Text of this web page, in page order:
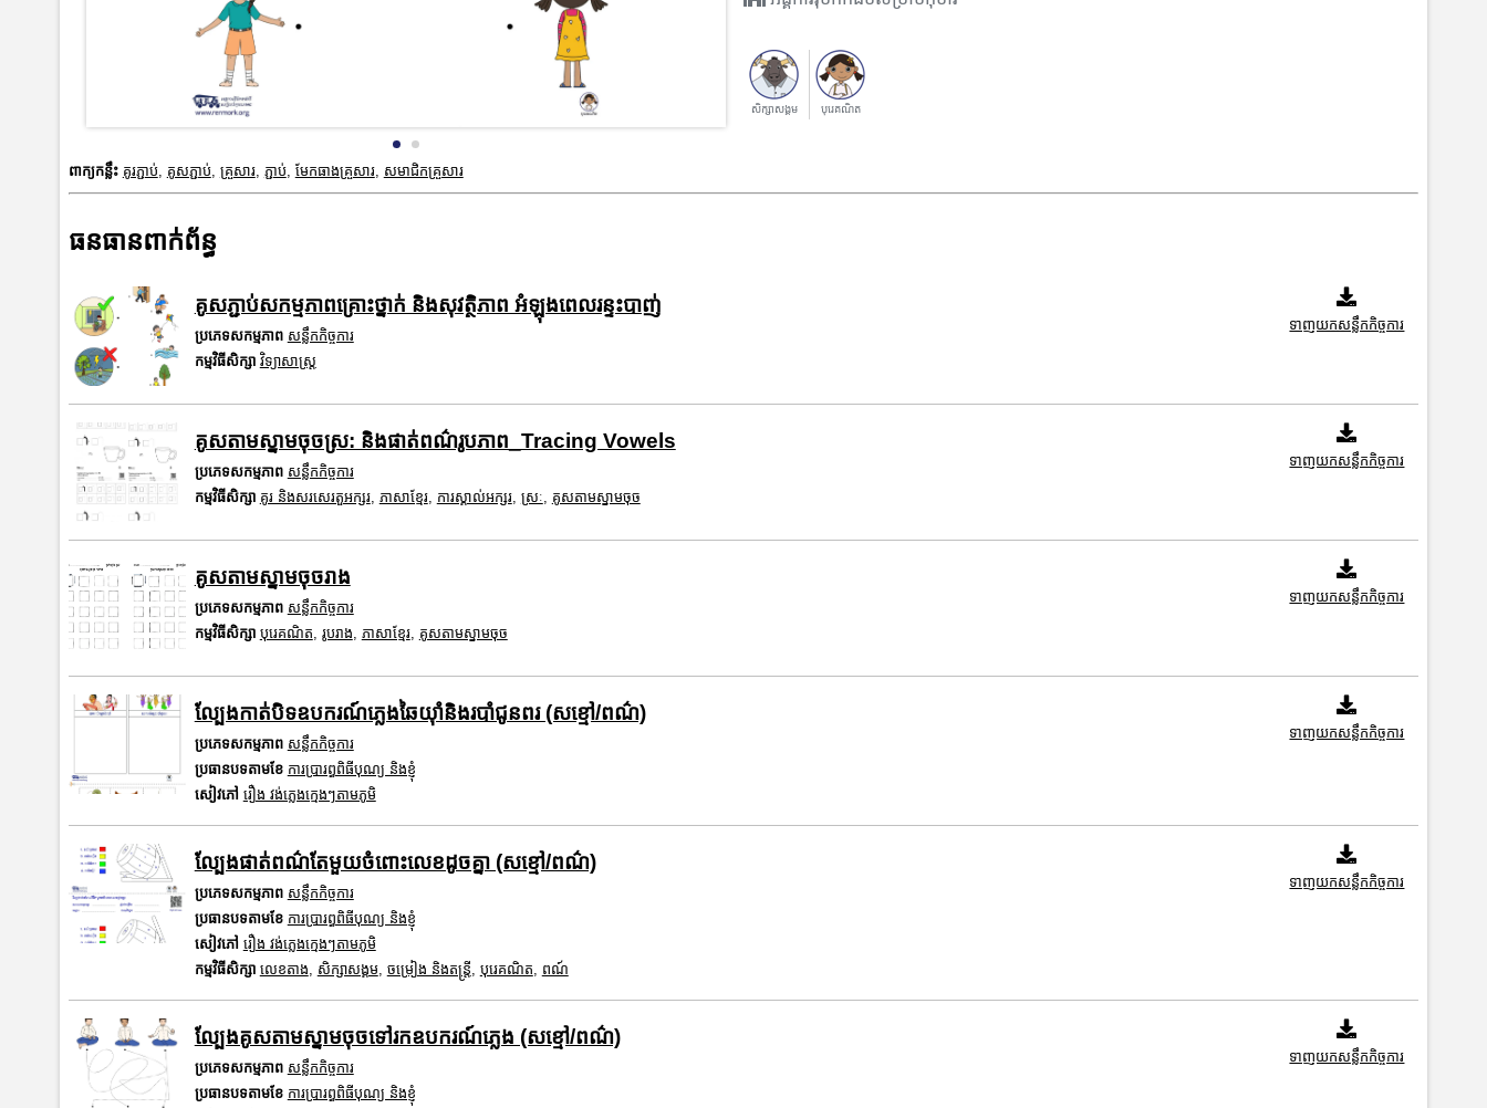
សិក្សាសង្គម បុរេគណិត
ពាក្យកន្លឹះ គូរភ្ជាប់, គូសភ្ជាប់, គ្រួសារ, ភ្ជាប់, មែកធាងគ្រួសារ, សមាជិកគ្រួសារ
ធនធានពាក់ព័ន្ធ
គូសភ្ជាប់សកម្មភាពគ្រោះថ្នាក់ និងសុវត្ថិភាព អំឡុងពេលរន្ទះបាញ់
ប្រភេទសកម្មភាព សន្លឹកកិច្ចការ
កម្មវិធីសិក្សា វិទ្យាសាស្រ្ត
ទាញយកសន្លឹកកិច្ចការ
គូសតាមស្នាមចុចស្រ: និងផាត់ពណ៌រូបភាព_Tracing Vowels
ប្រភេទសកម្មភាព សន្លឹកកិច្ចការ
កម្មវិធីសិក្សា គូរ និងសរសេរតួអក្សរ, ភាសាខ្មែរ, ការស្គាល់អក្សរ, ស្រៈ គូសតាមស្នាមចុច
ទាញយកសន្លឹកកិច្ចការ
គូសតាមស្នាមចុចរាង
ប្រភេទសកម្មភាព សន្លឹកកិច្ចការ
កម្មវិធីសិក្សា បុរេគណិត រូបរាង ភាសាខ្មែរ, គូសតាមស្នាមចុច
ទាញយកសន្លឹកកិច្ចការ
ល្បែងកាត់បិទឧបករណ៍ភ្លេងឆៃយ៉ាំនិងរបាំជូនពរ (សខ្មៅ/ពណ៌)
ប្រភេទសកម្មភាព សន្លឹកកិច្ចការ
ប្រធានបទតាមខែ ការប្រារព្ធពិធីបុណ្យ និងខ្ញុំ
សៀវភៅ រឿង វង់ភ្លេងក្មេងៗតាមភូមិ
ទាញយកសន្លឹកកិច្ចការ
ល្បែងផាត់ពណ៌តែមួយចំពោះលេខដូចគ្នា (សខ្មៅ/ពណ៌)
ប្រភេទសកម្មភាព សន្លឹកកិច្ចការ
ប្រធានបទតាមខែ ការប្រារព្ធពិធីបុណ្យ និងខ្ញុំ
សៀវភៅ រឿង វង់ភ្លេងក្មេងៗតាមភូមិ
កម្មវិធីសិក្សា លេខតាង សិក្សាសង្គម, ចម្រៀង និងតន្ត្រី បុរេគណិត ពណ៍
ទាញយកសន្លឹកកិច្ចការ
ល្បែងគូសតាមស្នាមចុចទៅរកឧបករណ៍ភ្លេង (សខ្មៅ/ពណ៌)
ប្រភេទសកម្មភាព សន្លឹកកិច្ចការ
ប្រធានបទតាមខែ ការប្រារព្ធពិធីបុណ្យ និងខ្ញុំ
ទាញយកសន្លឹកកិច្ចការ